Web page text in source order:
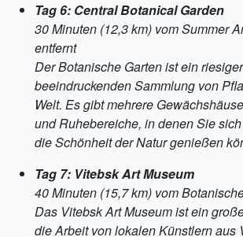
Tag 6: Central Botanical Garden
30 Minuten (12,3 km) vom Summer
entfernt
Der Botanische Garten ist ein
beeindruckenden Sammlung von
Welt. Es gibt mehrere
und Ruhebereiche, in denen Sie
die Schönheit der Natur genießen
Tag 7: Vitebsk Art Museum
40 Minuten (15,7 km) vom
Das Vitebsk Art Museum ist ein
die Arbeit von lokalen Künstlern aus